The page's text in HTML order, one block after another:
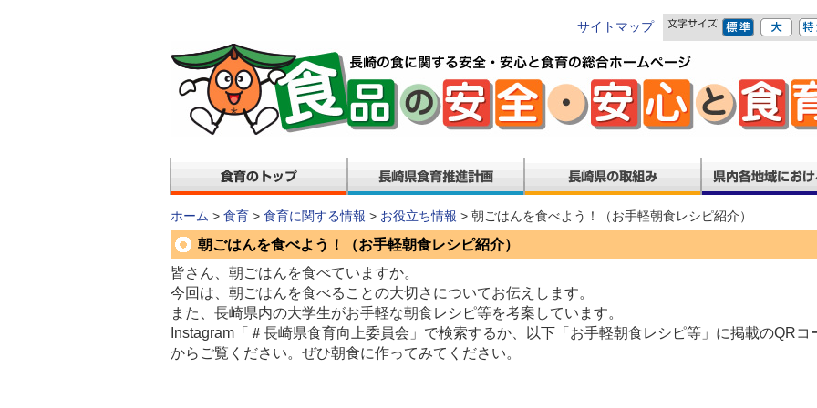
サイトマップ
ホーム > 食育 > 食育に関する情報 > お役立ち情報 > 朝ごはんを食べよう！（お手軽朝食レシピ紹介）
朝ごはんを食べよう！（お手軽朝食レシピ紹介）
皆さん、朝ごはんを食べていますか。
今回は、朝ごはんを食べることの大切さについてお伝えします。
また、長崎県内の大学生がお手軽な朝食レシピ等を考案しています。
Instagram「＃長崎県食育向上委員会」で検索するか、以下「お手軽朝食レシピ等」に掲載のQRコ
からご覧ください。ぜひ朝食に作ってみてください。